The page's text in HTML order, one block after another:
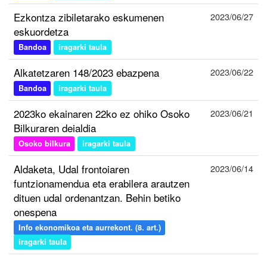
Ezkontza zibiletarako eskumenen
eskuordetza
Bandoa iragarki taula
2023/06/27
Alkatetzaren 148/2023 ebazpena
Bandoa iragarki taula
2023/06/22
2023ko ekainaren 22ko ez ohiko Osoko
Bilkuraren deialdia
Osoko bilkura iragarki taula
2023/06/21
Aldaketa, Udal frontoiaren
funtzionamendua eta erabilera arautzen
dituen udal ordenantzan. Behin betiko
onespena
Info ekonomikoa eta aurrekont. (8. art.)
iragarki taula
2023/06/14